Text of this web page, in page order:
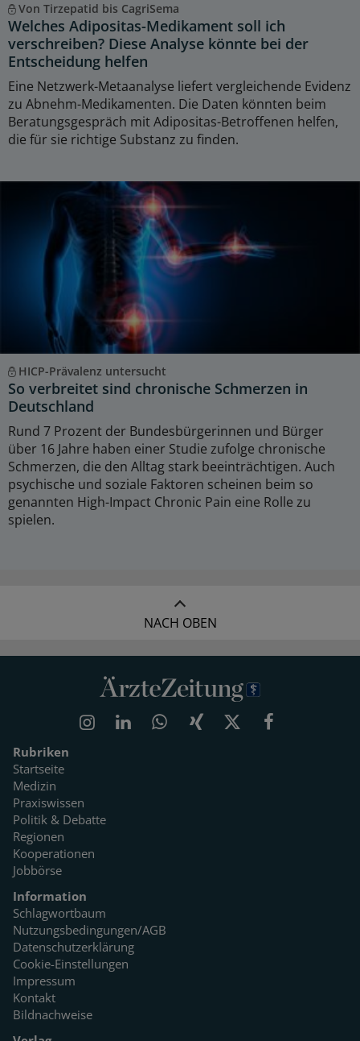
Von Tirzepatid bis CagriSema
Welches Adipositas-Medikament soll ich
verschreiben? Diese Analyse könnte bei der
Entscheidung helfen
Eine Netzwerk-Metaanalyse liefert vergleichende Evidenz
zu Abnehm-Medikamenten. Die Daten könnten beim
Beratungsgespräch mit Adipositas-Betroffenen helfen,
die für sie richtige Substanz zu finden.
HICP-Prävalenz untersucht
So verbreitet sind chronische Schmerzen in
Deutschland
Rund 7 Prozent der Bundesbürgerinnen und Bürger
über 16 Jahre haben einer Studie zufolge chronische
Schmerzen, die den Alltag stark beeinträchtigen. Auch
psychische und soziale Faktoren scheinen beim so
genannten High-Impact Chronic Pain eine Rolle zu
spielen.
NACH OBEN
Rubriken
Startseite
Medizin
Praxiswissen
Politik & Debatte
Regionen
Kooperationen
Jobbörse
Information
Schlagwortbaum
Nutzungsbedingungen/AGB
Datenschutzerklärung
Cookie-Einstellungen
Impressum
Kontakt
Bildnachweise